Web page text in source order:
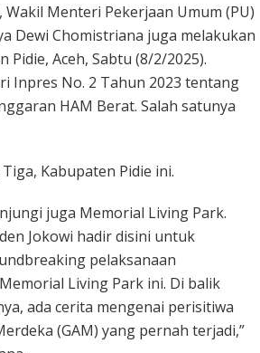
Menteri Pekerjaan Umum (PU)
Dewi Chomistriana juga melakukan
Aceh, Sabtu (8/2/2025).
Inpres No. 2 Tahun 2023 tentang
HAM Berat. Salah satunya
Kabupaten Pidie ini.
juga Memorial Living Park.
Jokowi hadir disini untuk
pelaksanaan
Living Park ini. Di balik
ada cerita mengenai perisitiwa
(GAM) yang pernah terjadi,”